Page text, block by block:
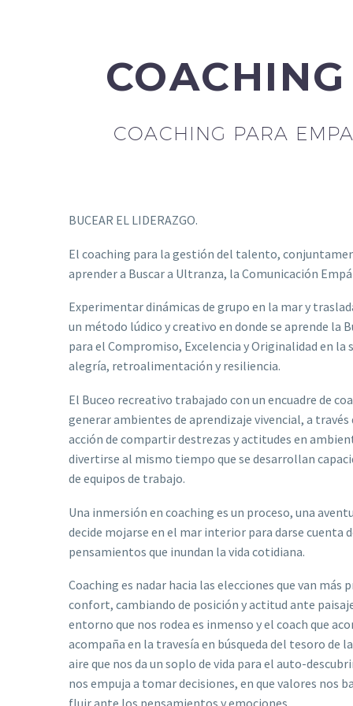
COACHING PARA
BUCEAR EL LIDERAZGO.
El coaching para la gestión del talento,
aprender a Buscar a Ultranza, la Comunicación
Experimentar dinámicas de grupo en la mar y
un método lúdico y creativo en donde se aprende la
para el Compromiso, Excelencia y Originalidad en la
alegría, retroalimentación y resiliencia.
El Buceo recreativo trabajado con un encuadre de
generar ambientes de aprendizaje vivencial, a través
acción de compartir destrezas y actitudes en
divertirse al mismo tiempo que se desarrollan
de equipos de trabajo.
Una inmersión en coaching es un proceso, una
decide mojarse en el mar interior para darse cuenta
pensamientos que inundan la vida cotidiana.
Coaching es nadar hacia las elecciones que van más
confort, cambiando de posición y actitud ante
entorno que nos rodea es inmenso y el coach que
acompaña en la travesía en búsqueda del tesoro de
aire que nos da un soplo de vida para el auto-
nos empuja a tomar decisiones, en que valores nos